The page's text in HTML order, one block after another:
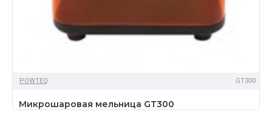
POWTEQ GT300
Микрошаровая мельница GT300